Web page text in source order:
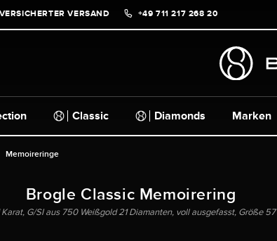
VERSICHERTER VERSAND +49 711 217 268 20
Classic Diamonds Marken
Memoireringe
Brogle Classic Memoirering
Karat, G/SI aus 750 Weißgold 21 Diamanten, voll ausgefasst, Größe 57